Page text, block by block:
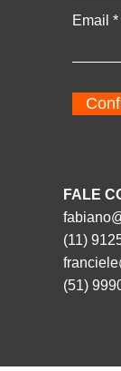
Email
FALE
(11)
(51)